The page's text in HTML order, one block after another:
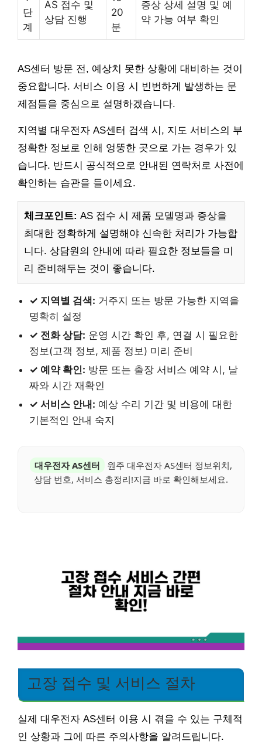
단
계
AS 접수 및
상담 진행
20
분
증상 상세 설명 및 예
약 가능 여부 확인
AS센터 방문 전, 예상치 못한 상황에 대비하는 것이
중요합니다. 서비스 이용 시 빈번하게 발생하는 문
제점들을 중심으로 설명하겠습니다.
지역별 대우전자 AS센터 검색 시, 지도 서비스의 부
정확한 정보로 인해 엉뚱한 곳으로 가는 경우가 있
습니다. 반드시 공식적으로 안내된 연락처로 사전에
확인하는 습관을 들이세요.
체크포인트: AS 접수 시 제품 모델명과 증상을
최대한 정확하게 설명해야 신속한 처리가 가능합
니다. 상담원의 안내에 따라 필요한 정보들을 미
리 준비해두는 것이 좋습니다.
✓ 지역별 검색: 거주지 또는 방문 가능한 지역을
명확히 설정
✓ 전화 상담: 운영 시간 확인 후, 연결 시 필요한
정보(고객 정보, 제품 정보) 미리 준비
✓ 예약 확인: 방문 또는 출장 서비스 예약 시, 날
짜와 시간 재확인
✓ 서비스 안내: 예상 수리 기간 및 비용에 대한
기본적인 안내 숙지
대우전자 AS센터
원주 대우전자 AS센터 정보위치,
상담 번호, 서비스 총정리!지금 바로 확인해보세요.
고장 접수 및 서비스 절차
실제 대우전자 AS센터 이용 시 겪을 수 있는 구체적
인 상황과 그에 따른 주의사항을 알려드립니다.